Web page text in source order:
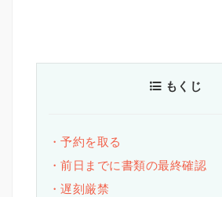
もくじ
・予約を取る
・前日までに書類の最終確認
・遅刻厳禁